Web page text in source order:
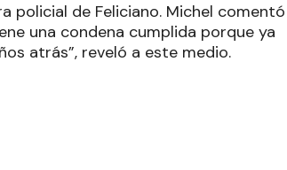
policial de Feliciano. Michel comentó
una condena cumplida porque ya
atrás”, reveló a este medio.